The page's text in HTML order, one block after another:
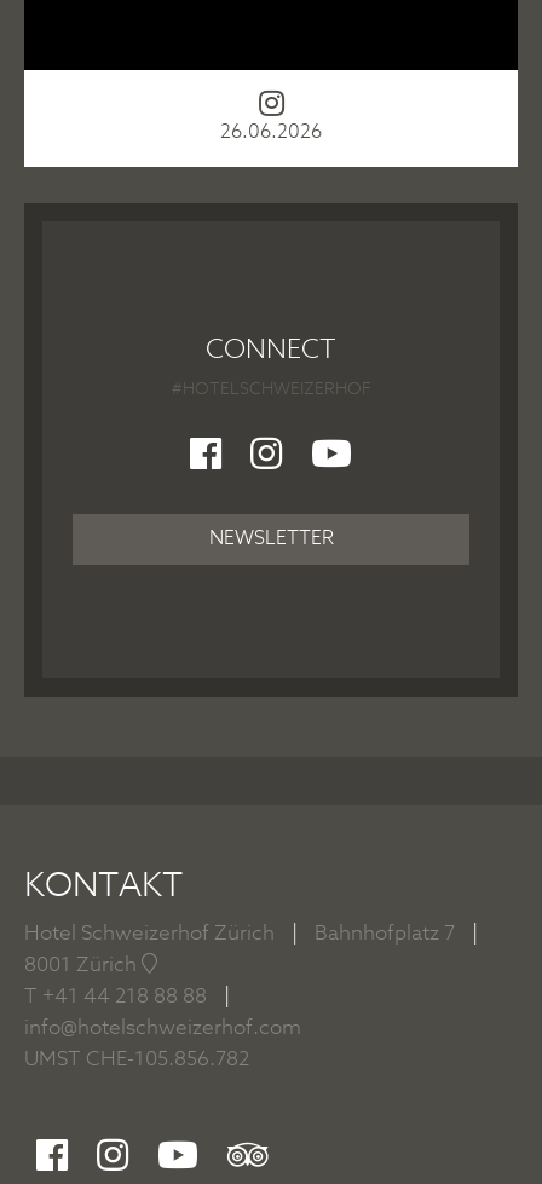
26.06.2026
CONNECT
#HOTELSCHWEIZERHOF
NEWSLETTER
KONTAKT
Hotel Schweizerhof Zürich Bahnhofplatz 7
8001 Zürich
+41 44 218 88 88
info@hotelschweizerhof.com
UMST CHE-105.856.782